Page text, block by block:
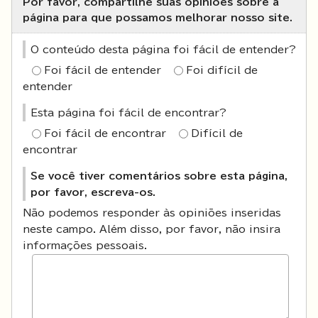
Por favor, compartilhe suas opiniões sobre a
página para que possamos melhorar nosso site.
O conteúdo desta página foi fácil de entender?
Foi fácil de entender
Foi difícil de
entender
Esta página foi fácil de encontrar?
Foi fácil de encontrar
Difícil de
encontrar
Se você tiver comentários sobre esta página,
por favor, escreva-os.
Não podemos responder às opiniões inseridas
neste campo. Além disso, por favor, não insira
informações pessoais.